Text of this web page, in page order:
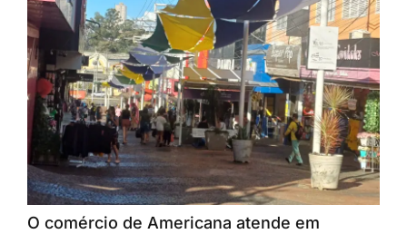
O comércio de Americana atende em